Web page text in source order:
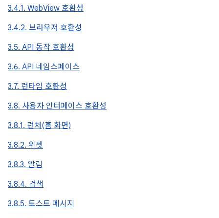
3.4.1. WebView 호환성
3.4.2. 브라우저 호환성
3.5. API 동작 호환성
3.6. API 네임스페이스
3.7. 런타임 호환성
3.8. 사용자 인터페이스 호환성
3.8.1. 런처(홈 화면)
3.8.2. 위젯
3.8.3. 알림
3.8.4. 검색
3.8.5. 토스트 메시지